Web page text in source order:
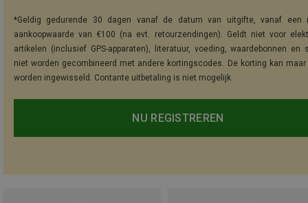
*Geldig gedurende 30 dagen vanaf de datum van uitgifte, vanaf een
aankoopwaarde van €100 (na evt. retourzendingen). Geldt niet voor
artikelen (inclusief GPS-apparaten), literatuur, voeding, waardebonnen en
niet worden gecombineerd met andere kortingscodes. De korting kan maar
worden ingewisseld. Contante uitbetaling is niet mogelijk.
NU REGISTREREN